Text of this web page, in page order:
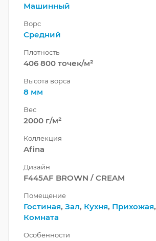
Машинный
Ворс
Средний
Плотность
406 800 точек/м²
Высота ворса
8 мм
Вес
2000 г/м²
Коллекция
Afina
Дизайн
F445AF BROWN / CREAM
Помещение
Гостиная, Зал, Кухня, Прихожая,
Комната
Особенности